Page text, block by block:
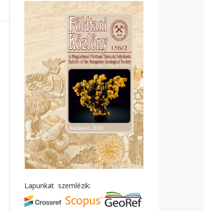
Lapunkat szemlézik: